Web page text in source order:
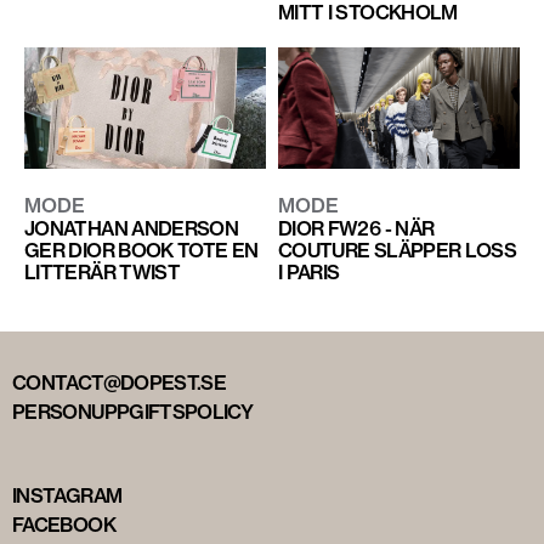
MITT I STOCKHOLM
MODE
JONATHAN ANDERSON
GER DIOR BOOK TOTE EN
LITTERÄR TWIST
MODE
DIOR FW26 - NÄR
COUTURE SLÄPPER LOSS
I PARIS
CONTACT@DOPEST.SE
PERSONUPPGIFTSPOLICY
INSTAGRAM
FACEBOOK